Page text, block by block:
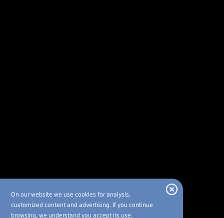
On our website we use cookies for analysis,
customized content and advertising. If you continue
browsing, we understand you accept its use.